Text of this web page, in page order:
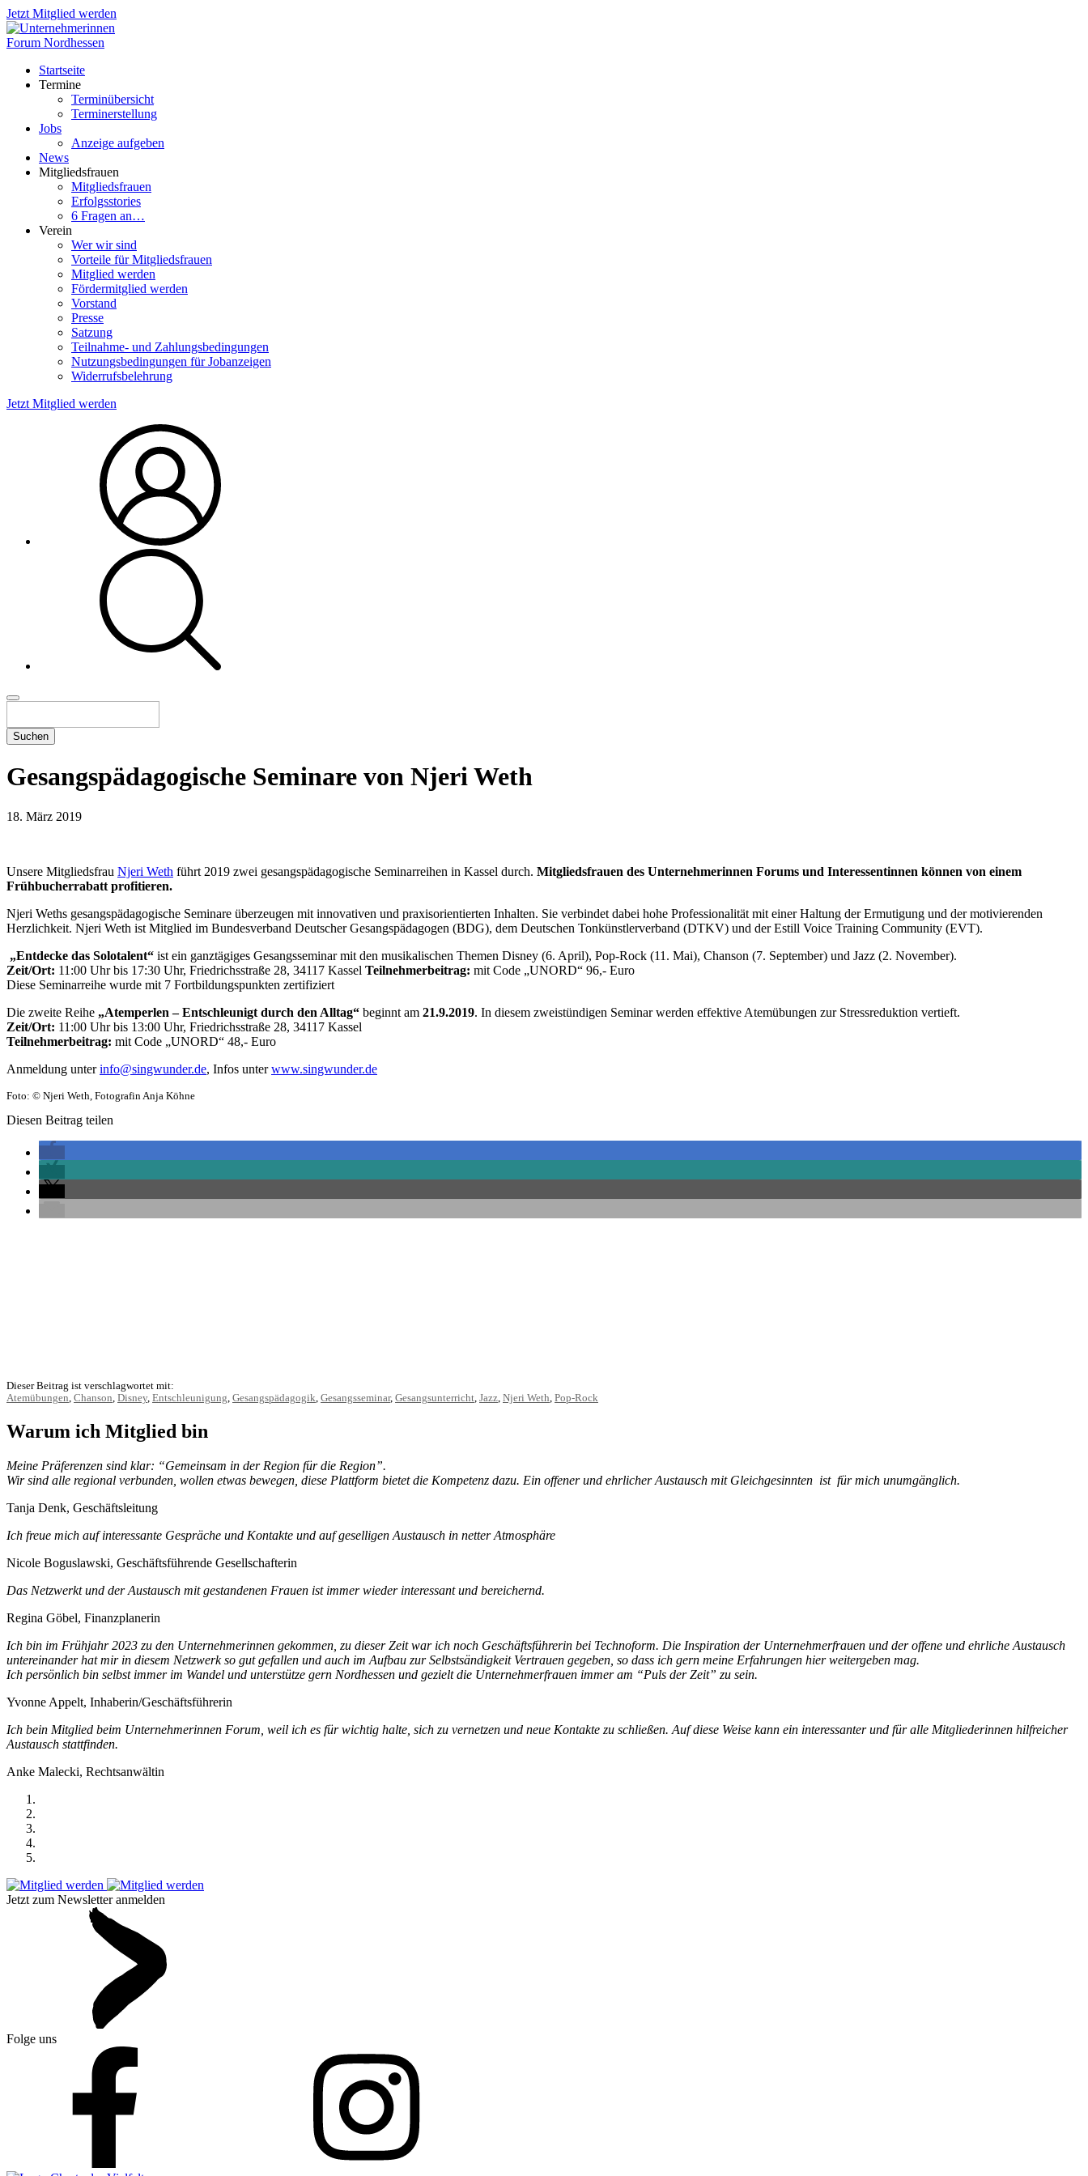
Jetzt Mitglied werden
Startseite
Termine
Terminübersicht
Terminerstellung
Jobs
Anzeige aufgeben
News
Mitgliedsfrauen
Mitgliedsfrauen
Erfolgsstories
6 Fragen an…
Verein
Wer wir sind
Vorteile für Mitgliedsfrauen
Mitglied werden
Fördermitglied werden
Vorstand
Presse
Satzung
Teilnahme- und Zahlungsbedingungen
Nutzungsbedingungen für Jobanzeigen
Widerrufsbelehrung
Jetzt Mitglied werden
Suchen
Gesangspädagogische Seminare von Njeri Weth
18. März 2019
Unsere Mitgliedsfrau Njeri Weth führt 2019 zwei gesangspädagogische Seminarreihen in Kassel durch. Mitgliedsfrauen des Unternehmerinnen Forums und Interessentinnen können von einem
Frühbucherrabatt profitieren.
Njeri Weths gesangspädagogische Seminare überzeugen mit innovativen und praxisorientierten Inhalten. Sie verbindet dabei hohe Professionalität mit einer Haltung der Ermutigung und der motivierenden
Herzlichkeit. Njeri Weth ist Mitglied im Bundesverband Deutscher Gesangspädagogen (BDG), dem Deutschen Tonkünstlerverband (DTKV) und der Estill Voice Training Community (EVT).
„Entdecke das Solotalent“ ist ein ganztägiges Gesangsseminar mit den musikalischen Themen Disney (6. April), Pop-Rock (11. Mai), Chanson (7. September) und Jazz (2. November).
Zeit/Ort: 11:00 Uhr bis 17:30 Uhr, Friedrichsstraße 28, 34117 Kassel Teilnehmerbeitrag: mit Code „UNORD“ 96,- Euro
Diese Seminarreihe wurde mit 7 Fortbildungspunkten zertifiziert
Die zweite Reihe „Atemperlen – Entschleunigt durch den Alltag“ beginnt am 21.9.2019. In diesem zweistündigen Seminar werden effektive Atemübungen zur Stressreduktion vertieft.
Zeit/Ort: 11:00 Uhr bis 13:00 Uhr, Friedrichsstraße 28, 34117 Kassel
Teilnehmerbeitrag: mit Code „UNORD“ 48,- Euro
Anmeldung unterinfo@singwunder.de, Infos unterwww.singwunder.de
Foto: © Njeri Weth, Fotografin Anja Köhne
Diesen Beitrag teilen
Dieser Beitrag ist verschlagwortet mit:
Atemübungen, Chanson, Disney, Entschleunigung, Gesangspädagogik, Gesangsseminar, Gesangsunterricht, Jazz, Njeri Weth, Pop-Rock
Warum ich Mitglied bin
Meine Präferenzen sind klar: “Gemeinsam in der Region für die Region”.
Wir sind alle regional verbunden, wollen etwas bewegen, diese Plattform bietet die Kompetenz dazu. Ein offener und ehrlicher Austausch mit Gleichgesinnten ist für mich unumgänglich.
Tanja Denk, Geschäftsleitung
Ich freue mich auf interessante Gespräche und Kontakte und auf geselligen Austausch in netter Atmosphäre
Nicole Boguslawski, Geschäftsführende Gesellschafterin
Das Netzwerkt und der Austausch mit gestandenen Frauen ist immer wieder interessant und bereichernd.
Regina Göbel, Finanzplanerin
Ich bin im Frühjahr 2023 zu den Unternehmerinnen gekommen, zu dieser Zeit war ich noch Geschäftsführerin bei Technoform. Die Inspiration der Unternehmerfrauen und der offene und ehrliche Austausch
untereinander hat mir in diesem Netzwerk so gut gefallen und auch im Aufbau zur Selbstsändigkeit Vertrauen gegeben, so dass ich gern meine Erfahrungen hier weitergeben mag.
Ich persönlich bin selbst immer im Wandel und unterstütze gern Nordhessen und gezielt die Unternehmerfrauen immer am “Puls der Zeit” zu sein.
Yvonne Appelt, Inhaberin/Geschäftsführerin
Ich bein Mitglied beim Unternehmerinnen Forum, weil ich es für wichtig halte, sich zu vernetzen und neue Kontakte zu schließen. Auf diese Weise kann ein interessanter und für alle Mitgliederinnen hilfreicher
Austausch stattfinden.
Anke Malecki, Rechtsanwältin
Jetzt zum Newsletter anmelden
Folge uns